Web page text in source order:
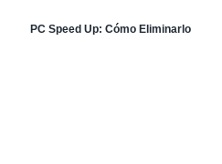
PC Speed Up: Cómo Eliminarlo